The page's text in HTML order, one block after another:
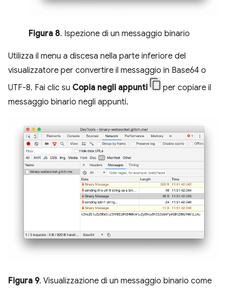
Figura 8. Ispezione di un messaggio binario
Utilizza il menu a discesa nella parte inferiore del
visualizzatore per convertire il messaggio in Base64 o
UTF-8. Fai clic su Copia negli appunti
per copiare il
messaggio binario negli appunti.
Figura 9. Visualizzazione di un messaggio binario come